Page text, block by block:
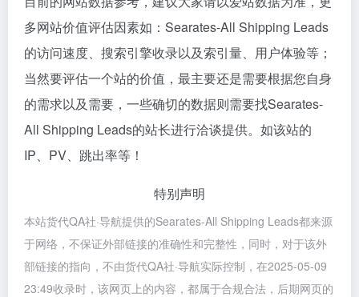
多网站价值评估因素如：Searates-All Shipping Leads
的访问速度、搜索引擎收录以及索引量、用户体验等；
当然要评估一个站的价值，最主要还是需要根据您自身
的需求以及需要，一些确切的数据则需要找Searates-
All Shipping Leads的站长进行洽谈提供。如该站的
IP、PV、跳出率等！
特别声明
本站货代QA社·导航提供的Searates-All Shipping Leads都来源
于网络，不保证外部链接的准确性和完整性，同时，对于该外
部链接的指向，不由货代QA社·导航实际控制，在2025-05-09
23:49收录时，该网页上的内容，都属于合规合法，后期网页的